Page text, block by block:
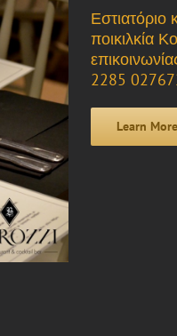
Εστιατόριο
ποικιλκία
2285
Learn More